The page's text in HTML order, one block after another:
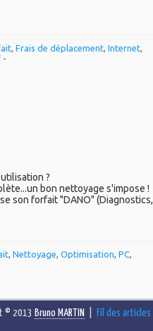
, Frais de déplacement, Internet,
-
?
bon nettoyage s'impose !
son forfait "DANO" (Diagnostics,
, Nettoyage, Optimisation, PC,
© 2013 Bruno MARTIN Fil des articles